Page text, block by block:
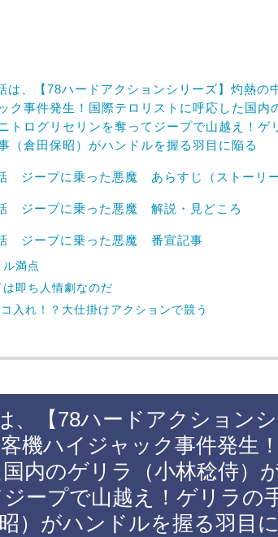
、【78ハードアクションシリーズ】灼熱の
ク事件発生！国際テロリストに呼応した国内
トログリセリンを奪ってジープで山越え！ゲ
（倉田保昭）がハンドルを握る羽目に陥る
ジープに乗った悪魔 あらすじ（ストーリー
ジープに乗った悪魔 解説・見どころ
ジープに乗った悪魔 番宣記事
満点
即ち人情劇なのだ
入れ！？大仕掛けアクションで競う
【78ハードアクションシ
機ハイジャック事件発生
内のゲリラ（小林稔侍）
ープで山越え！ゲリラの
）がハンドルを握る羽目